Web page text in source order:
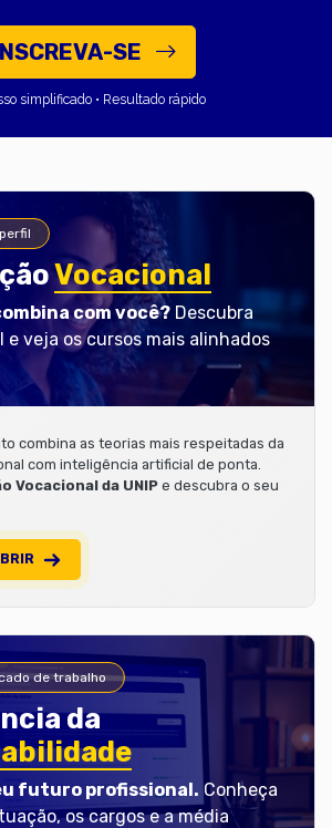
SE
simplificado • Resultado rápido
Vocacional
com você? Descubra
e veja os cursos mais alinhados
combina as teorias mais respeitadas da
com inteligência artificial de ponta.
Vocacional da UNIP e descubra o seu
de trabalho
da
futuro profissional. Conheça
os cargos e a média